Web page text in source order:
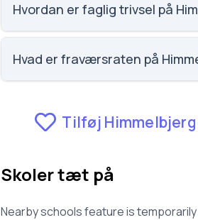
Hvordan er faglig trivsel på
Vi har ikke data om faglig trivsel
Hvad er fraværsraten på
Tilføj
Skoler tæt på
Nearby schools feature is